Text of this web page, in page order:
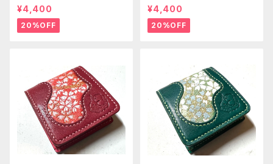
¥4,400
20%OFF
¥4,400
20%OFF